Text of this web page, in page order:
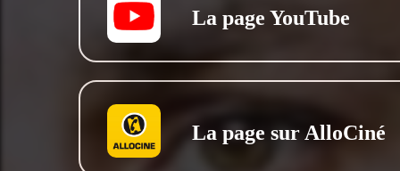
La page YouTube
La page sur AlloCiné